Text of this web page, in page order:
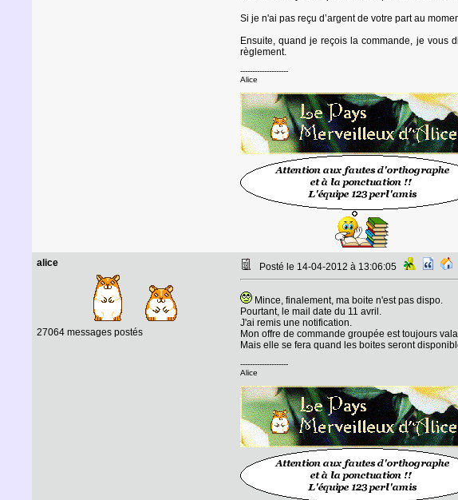
Si je n'ai pas reçu d’argent de votre part au
Ensuite, quand je reçois la commande, je vous
règlement.
--------------------
Alice
alice
27064 messages postés
Posté le 14-04-2012 à 13:06:05
Mince, finalement, ma boite n'est pas dispo.
Pourtant, le mail date du 11 avril.
J'ai remis une notification.
Mon offre de commande groupée est toujours
Mais elle se fera quand les boites seront
--------------------
Alice